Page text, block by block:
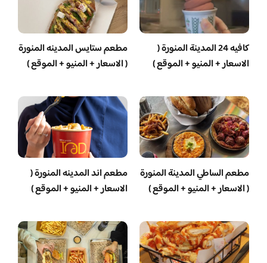
كافيه 24 المدينة المنورة (
الاسعار + المنيو + الموقع )
مطعم ستايس المدينه المنورة
( الاسعار + المنيو + الموقع )
مطعم الساطي المدينة المنورة
( الاسعار + المنيو + الموقع )
مطعم اند المدينه المنورة (
الاسعار + المنيو + الموقع )